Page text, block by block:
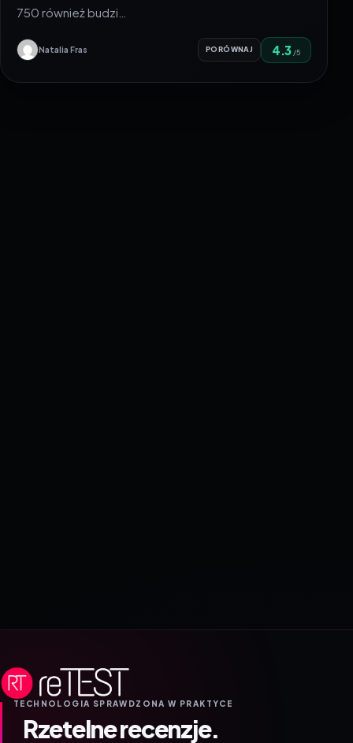
750 również budzi…
Natalia Fras PORÓWNAJ 4.3 /5
TECHNOLOGIA SPRAWDZONA W PRAKTYCE
Rzetelne recenzje.